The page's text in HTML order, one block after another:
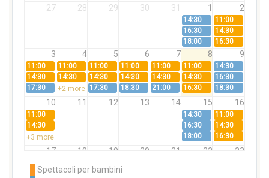
27
28 29 30 31 1 2
14:30
11:00
16:30
14:30
18:00
16:30
3 4 5 6 7 8 9
11:00 11:00 11:00 11:00 11:00 11:00
14:30
14:30
14:30 14:30 14:30 14:30 14:30
16:30
17:30
+2 more 17:30 18:30 21:00 16:30 18:30
10 11 12 13 14 15 16
11:00 14:30
11:00
14:30
16:30
14:30
+3 more
18:00 16:30
17 18 19 20 21 22 23
11:00
14:30
14:30 14:30 14:30
Spettacoli per bambini